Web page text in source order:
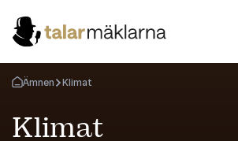
Gå tillbaka till startsidan
Ämnen Klimat
Klimat